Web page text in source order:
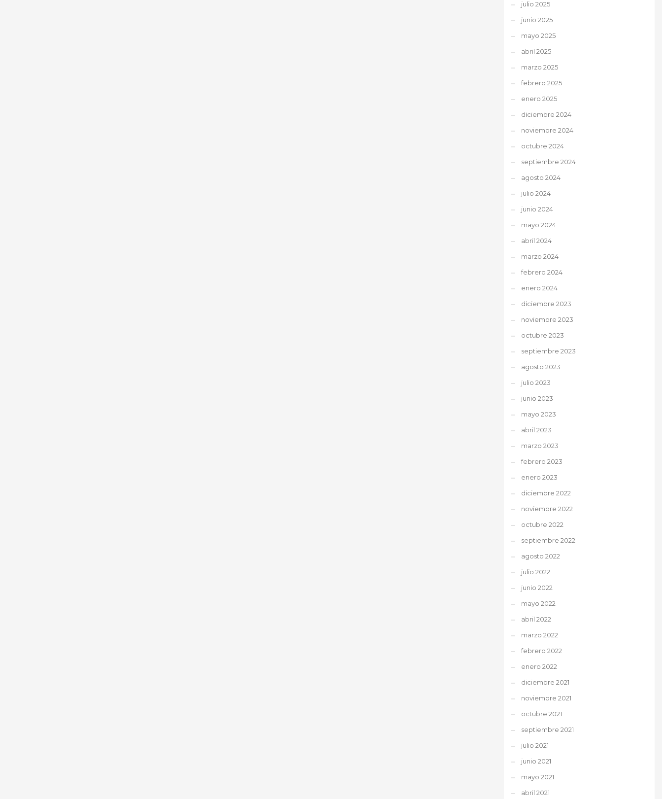
julio 2025
junio 2025
mayo 2025
abril 2025
marzo 2025
febrero 2025
enero 2025
diciembre 2024
noviembre 2024
octubre 2024
septiembre 2024
agosto 2024
julio 2024
junio 2024
mayo 2024
abril 2024
marzo 2024
febrero 2024
enero 2024
diciembre 2023
noviembre 2023
octubre 2023
septiembre 2023
agosto 2023
julio 2023
junio 2023
mayo 2023
abril 2023
marzo 2023
febrero 2023
enero 2023
diciembre 2022
noviembre 2022
octubre 2022
septiembre 2022
agosto 2022
julio 2022
junio 2022
mayo 2022
abril 2022
marzo 2022
febrero 2022
enero 2022
diciembre 2021
noviembre 2021
octubre 2021
septiembre 2021
julio 2021
junio 2021
mayo 2021
abril 2021